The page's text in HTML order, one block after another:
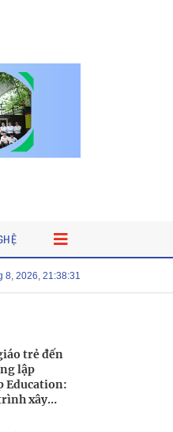
tuổi thơ đến huyền thoại”
8, 2026, 21:38:32
trẻ đến
lập
Education:
xây